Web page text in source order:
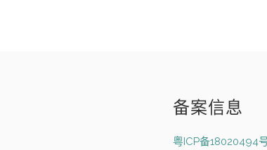
备案信息
粤ICP备18020494